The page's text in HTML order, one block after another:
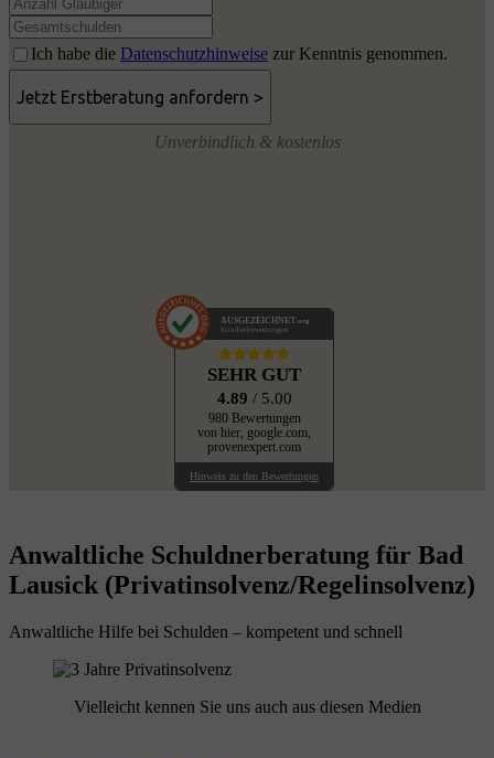
Ich habe die Datenschutzhinweise zur Kenntnis genommen.
Unverbindlich & kostenlos
AUSGEZEICHNET .org
Kundenbewertungen
SEHR GUT
4.89 / 5.00
980 Bewertungen
von hier, google.com,
provenexpert.com
Hinweis zu den Bewertungen
Anwaltliche Schuldnerberatung für Bad
Lausick (Privatinsolvenz/Regelinsolvenz)
Anwaltliche Hilfe bei Schulden – kompetent und schnell
Vielleicht kennen Sie uns auch aus diesen Medien